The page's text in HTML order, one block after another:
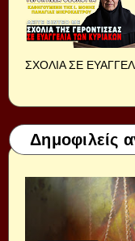
ΣΧΟΛΙΑ ΣΕ
Δημοφιλείς